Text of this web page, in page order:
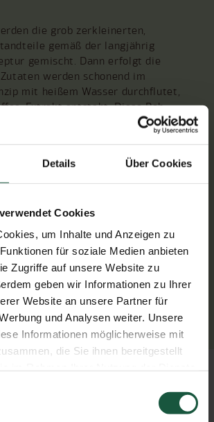
Details Über Cookies
Cookies
um Inhalte und Anzeigen zu
für soziale Medien anbieten
Zugriffe auf unsere Website zu
geben wir Informationen zu Ihrer
Website an unsere Partner für
und Analysen weiter. Unsere
Informationen möglicherweise mit
die Sie ihnen bereitgestellt
unsere Webseite weiterhin nutzen.
die grob zerkleinerten,
gemäß der langjährig
gemischt. Dann erfolgt die
werden schonend im
mit heißem Wasser durchflutet,
Extrakt entsteht. Diese Roh-
Trockensubstanzgehalt von 25 %
eines mehrere Meter hohen
durch einen heißen Luftstrom,
Flüssigkeitsanteil entzogen wird.
diese Sprühtrockung erhält der
Crema. Zusatzstoffe finden keine